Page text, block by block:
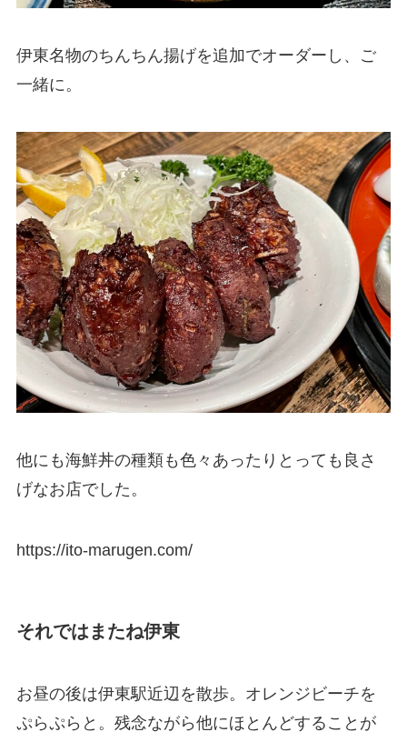
伊東名物のちんちん揚げを追加でオーダーし、ご
一緒に。
他にも海鮮丼の種類も色々あったりとっても良さ
げなお店でした。
https://ito-marugen.com/
それではまたね伊東
お昼の後は伊東駅近辺を散歩。オレンジビーチを
ぷらぷらと。残念ながら他にほとんどすることが